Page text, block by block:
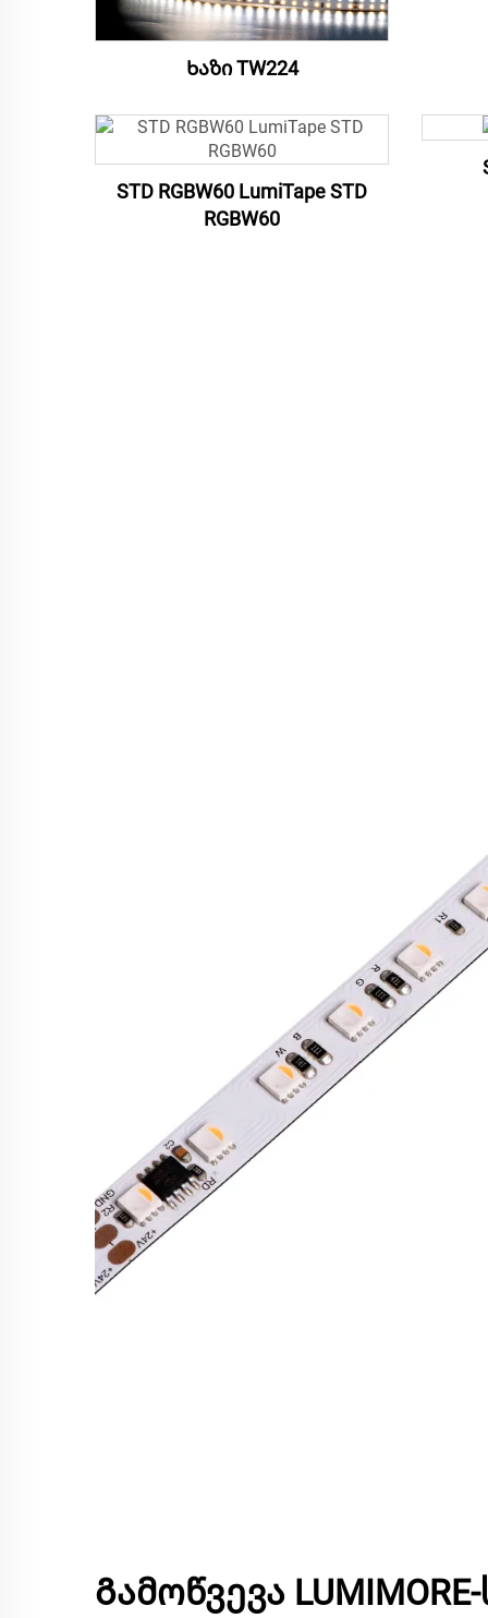
Ხაზი TW224
STD RGBW60 LumiTape STD
RGBW60
Გამოწვევა LUMIMORE-